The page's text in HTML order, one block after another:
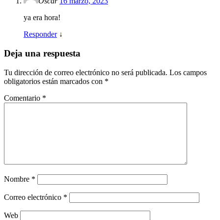
ya era hora!
Responder ↓
Deja una respuesta
Tu dirección de correo electrónico no será publicada. Los campos
obligatorios están marcados con *
Comentario *
Nombre *
Correo electrónico *
Web